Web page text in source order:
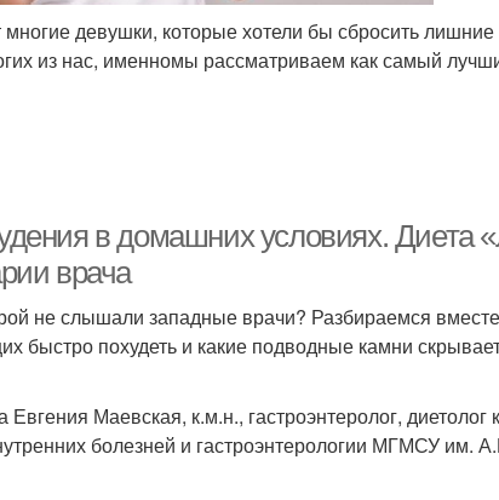
девушки, которые хотели бы сбросить
из нас, именномы рассматриваем как самый
в домашних условиях. Диета
врача
не слышали западные врачи? Разбираемся
быстро похудеть и какие подводные камни
Маевская, к.м.н., гастроэнтеролог, диетолог
болезней и гастроэнтерологии МГМСУ им.